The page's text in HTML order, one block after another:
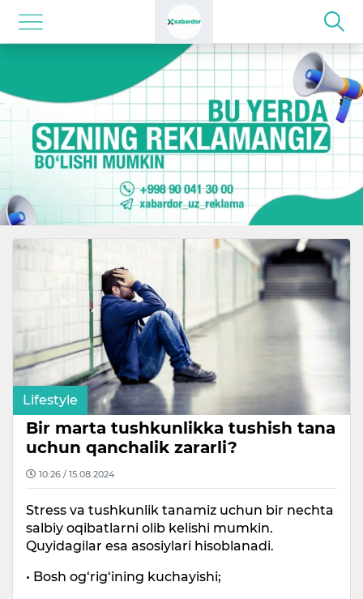
Lifestyle
Bir marta tushkunlikka tushish tana
uchun qanchalik zararli?
10:26 / 15.08.2024
Stress va tushkunlik tanamiz uchun bir nechta
salbiy oqibatlarni olib kelishi mumkin.
Quyidagilar esa asosiylari hisoblanadi.
• Bosh og‘rig‘ining kuchayishi;